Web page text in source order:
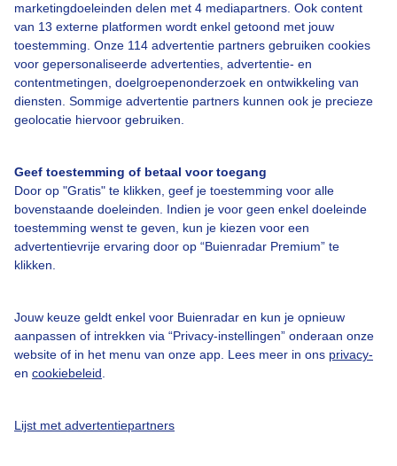
marketingdoeleinden delen met 4 mediapartners. Ook content
van 13 externe platformen wordt enkel getoond met jouw
toestemming. Onze 114 advertentie partners gebruiken cookies
voor gepersonaliseerde advertenties, advertentie- en
contentmetingen, doelgroepenonderzoek en ontwikkeling van
diensten. Sommige advertentie partners kunnen ook je precieze
geolocatie hiervoor gebruiken.
Geef toestemming of betaal voor toegang
Door op "Gratis" te klikken, geef je toestemming voor alle
bovenstaande doeleinden. Indien je voor geen enkel doeleinde
toestemming wenst te geven, kun je kiezen voor een
advertentievrije ervaring door op “Buienradar Premium” te
klikken.
Jouw keuze geldt enkel voor Buienradar en kun je opnieuw
aanpassen of intrekken via “Privacy-instellingen” onderaan onze
website of in het menu van onze app. Lees meer in ons privacy-
en cookiebeleid
Lijst met advertentiepartners
Een moment geduld aub...
Bedrijfsgegevens
Veelgestelde vragen
Contact
Gebruikersvoorwaarden
Adverteren
Buienradar Team